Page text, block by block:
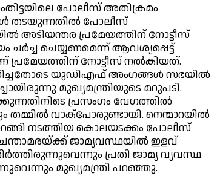
പോലീസ് അതിക്രമം
തടയുന്നതില്‍ പോലീസ്
അടിയന്തര പ്രമേയത്തിന് നോട്ടീസ്
ചര്‍ച്ച ചെയ്യണമെന്ന് ആവശ്യപ്പെട്ട്
നോട്ടീസ് നല്‍കിയത്.
യുഡിഎഫ് അംഗങ്ങള്‍ സഭയില്‍
മുഖ്യമന്ത്രിയുടെ മറുപടി.
പ്രസംഗം വേഗത്തില്‍
വാക്‌പോരുണ്ടായി. നെന്മാറയില്‍
നടത്തിയ കൊലയടക്കം പോലീസ്
ജാമ്യവസ്ഥയില്‍ ഇളവ്
പ്രതി ജാമ്യ വ്യവസ്ഥ
മുഖ്യമന്ത്രി പറഞ്ഞു.